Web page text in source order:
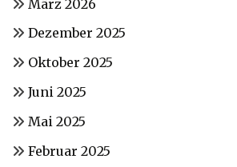
März 2026
Dezember 2025
Oktober 2025
Juni 2025
Mai 2025
Februar 2025